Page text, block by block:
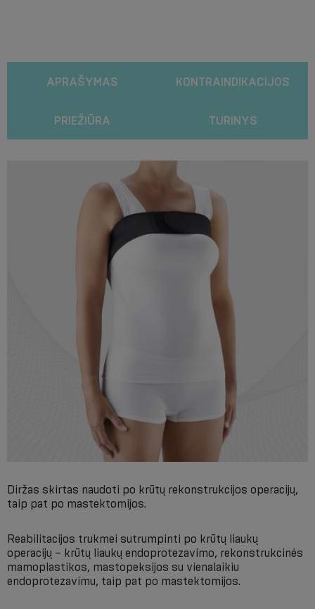
APRAŠYMAS KONTRAINDIKACIJOS
PRIEŽIŪRA TURINYS
Diržas skirtas naudoti po krūtų rekonstrukcijos operacijų,
taip pat po mastektomijos.
Reabilitacijos trukmei sutrumpinti po krūtų liaukų
operacijų – krūtų liaukų endoprotezavimo, rekonstrukcinės
mamoplastikos, mastopeksijos su vienalaikiu
endoprotezavimu, taip pat po mastektomijos.